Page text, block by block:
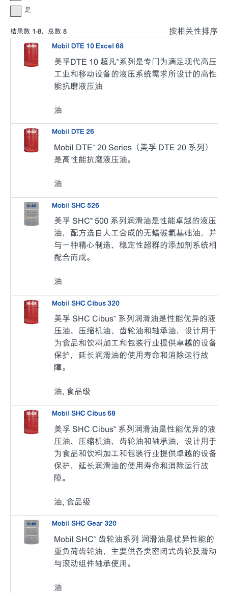
是
结果数 1-8，总数 8 按相关性排序
Mobil DTE 10 Excel 68
美孚DTE 10 超凡™系列是专门为满足现代高压
工业和移动设备的液压系统需求所设计的高性
能抗磨液压油
油
Mobil DTE 26
Mobil DTE™ 20 Series（美孚 DTE 20 系列）
是高性能抗磨液压油。
油
Mobil SHC 526
美孚 SHC™ 500 系列润滑油是性能卓越的液压
油，配方选自人工合成的无蜡碳氢基础油，并
与一种精心制造、稳定性超群的添加剂系统相
配合而成。
油
Mobil SHC Cibus 320
美孚 SHC Cibus™ 系列润滑油是性能优异的液
压油、压缩机油、齿轮油和轴承油，设计用于
为食品和饮料加工和包装行业提供卓越的设备
保护，延长润滑油的使用寿命和消除运行故
障。
油, 食品级
Mobil SHC Cibus 68
美孚 SHC Cibus™ 系列润滑油是性能优异的液
压油、压缩机油、齿轮油和轴承油，设计用于
为食品和饮料加工和包装行业提供卓越的设备
保护，延长润滑油的使用寿命和消除运行故
障。
油, 食品级
Mobil SHC Gear 320
Mobil SHC™ 齿轮油系列 润滑油是优异性能的
重负荷齿轮油，主要供各类密闭式齿轮及滑动
与滚动组件轴承使用。
油